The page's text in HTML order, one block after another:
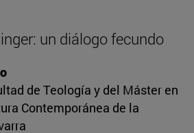
un diálogo fecundo
de Teología y del Máster en
Contemporánea de la